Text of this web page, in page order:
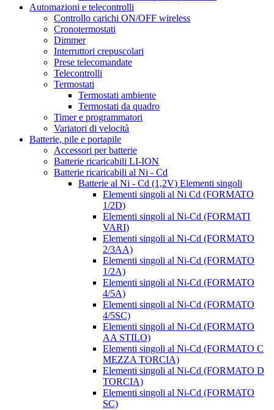
Automazioni e telecontrolli
Controllo carichi ON/OFF wireless
Cronotermostati
Dimmer
Interruttori crepuscolari
Prese telecomandate
Telecontrolli
Termostati
Termostati ambiente
Termostati da quadro
Timer e programmatori
Variatori di velocità
Batterie, pile e portapile
Accessori per batterie
Batterie ricaricabili LI-ION
Batterie ricaricabili al Ni - Cd
Batterie al Ni - Cd (1,2V) Elementi singoli
Elementi singoli al Ni Cd (FORMATO
1/2D)
Elementi singoli al Ni-Cd (FORMATI
VARI)
Elementi singoli al Ni-Cd (FORMATO
2/3AA)
Elementi singoli al Ni-Cd (FORMATO
1/2A)
Elementi singoli al Ni-Cd (FORMATO
4/5A)
Elementi singoli al Ni-Cd (FORMATO
4/5SC)
Elementi singoli al Ni-Cd (FORMATO
AA STILO)
Elementi singoli al Ni-Cd (FORMATO C
MEZZA TORCIA)
Elementi singoli al Ni-Cd (FORMATO D
TORCIA)
Elementi singoli al Ni-Cd (FORMATO
SC)